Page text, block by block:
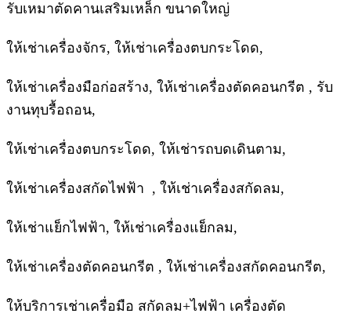
รับเหมาตัดคานเสริมเหล็ก ขนาดใหญ่
ให้เช่าเครื่องจักร, ให้เช่าเครื่องตบกระโดด,
ให้เช่าเครื่องมือก่อสร้าง, ให้เช่าเครื่องตัดคอนกรีต , รับ
งานทุบรื้อถอน,
ให้เช่าเครื่องตบกระโดด, ให้เช่ารถบดเดินตาม,
ให้เช่าเครื่องสกัดไฟฟ้า , ให้เช่าเครื่องสกัดลม,
ให้เช่าแย็กไฟฟ้า, ให้เช่าเครื่องแย็กลม,
ให้เช่าเครื่องตัดคอนกรีต , ให้เช่าเครื่องสกัดคอนกรีต,
ให้บริการเช่าเครื่อมือ สกัดลม+ไฟฟ้า เครื่องตัด